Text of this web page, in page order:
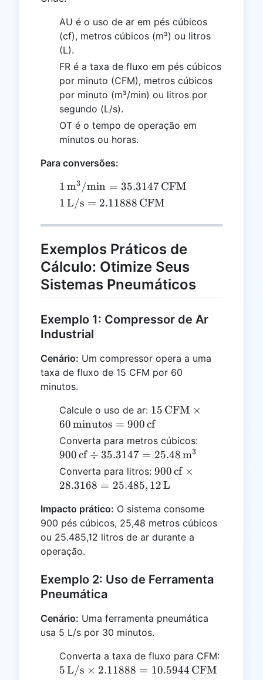
AU é o uso de ar em pés cúbicos
(cf), metros cúbicos (m³) ou litros
(L).
FR é a taxa de fluxo em pés cúbicos
por minuto (CFM), metros cúbicos
por minuto (m³/min) ou litros por
segundo (L/s).
OT é o tempo de operação em
minutos ou horas.
Para conversões:
1 \,
\text{m}^3/\text{min}
= 35.3147 \,
\text{CFM}
1 m3/min = 35.3147CFM
1 \,
= 2.11888 \,
\text{CFM}
1 L/s = 2.11888 CFM
Exemplos Práticos de
Cálculo: Otimize Seus
Sistemas Pneumáticos
Exemplo 1: Compressor de Ar
Industrial
Cenário: Um compressor opera a uma
taxa de fluxo de 15 CFM por 60
minutos.
Calcule o uso de ar: 15 \,
\text{CFM}
\times 60 \,
\text{minutos}
= 900 \,
\text{cf}
15 CFM ×
60minutos = 900cf
Converta para metros cúbicos:
\text{m}^3
900cf ÷ 35.3147 = 25.48m3
Converta para litros: 900 \,
\text{cf}
28.3168
=
25.485,12
900cf ×
28.3168 = 25.485, 12L
Impacto prático: O sistema consome
900 pés cúbicos, 25,48 metros cúbicos
ou 25.485,12 litros de ar durante a
operação.
Exemplo 2: Uso de Ferramenta
Pneumática
Cenário: Uma ferramenta pneumática
usa 5 L/s por 30 minutos.
Converta a taxa de fluxo para CFM:
5L/s × 2.11888 = 10.5944 CFM